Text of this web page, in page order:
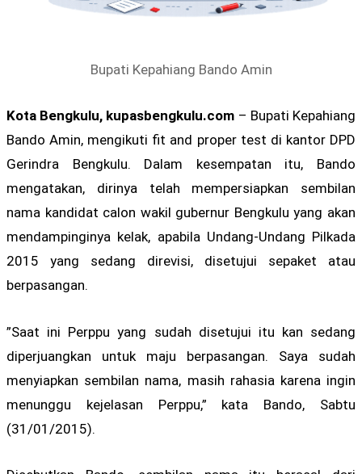
Bupati Kepahiang Bando Amin
Kota Bengkulu, kupasbengkulu.com – Bupati Kepahiang
Bando Amin, mengikuti fit and proper test di kantor DPD
Gerindra Bengkulu. Dalam kesempatan itu, Bando
mengatakan, dirinya telah mempersiapkan sembilan
nama kandidat calon wakil gubernur Bengkulu yang akan
mendampinginya kelak, apabila Undang-Undang Pilkada
2015 yang sedang direvisi, disetujui sepaket atau
berpasangan.
”Saat ini Perppu yang sudah disetujui itu kan sedang
diperjuangkan untuk maju berpasangan. Saya sudah
menyiapkan sembilan nama, masih rahasia karena ingin
menunggu kejelasan Perppu,” kata Bando, Sabtu
(31/01/2015).